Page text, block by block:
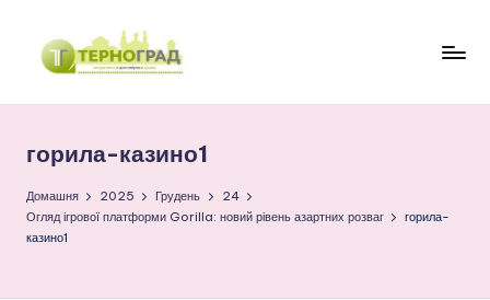
Перейти
р
н
о
горила-казино1
Домашня 2025 Грудень
24
Огляд ігрової платформи Gorilla: новий рівень азартних розваг
горила-
казино1